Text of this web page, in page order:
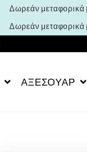
Δωρεάν
Δωρεάν
ΑΞΕΣΟΥΑΡ